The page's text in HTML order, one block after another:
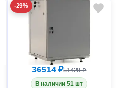
-29%
36514 ₽51428 ₽
В наличии 51 шт